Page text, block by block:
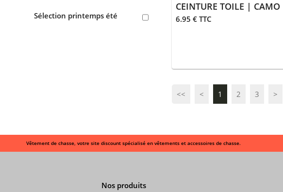
> Équipements divers
> Entretien
Sélection printemps été
CEINTURE TOILE | CAMO
6.95 € TTC
<< < 1 2 3 >
Vêtement de chasse, votre site discount spécialisé en vêtements et accessoires de chasse.
Nos produits